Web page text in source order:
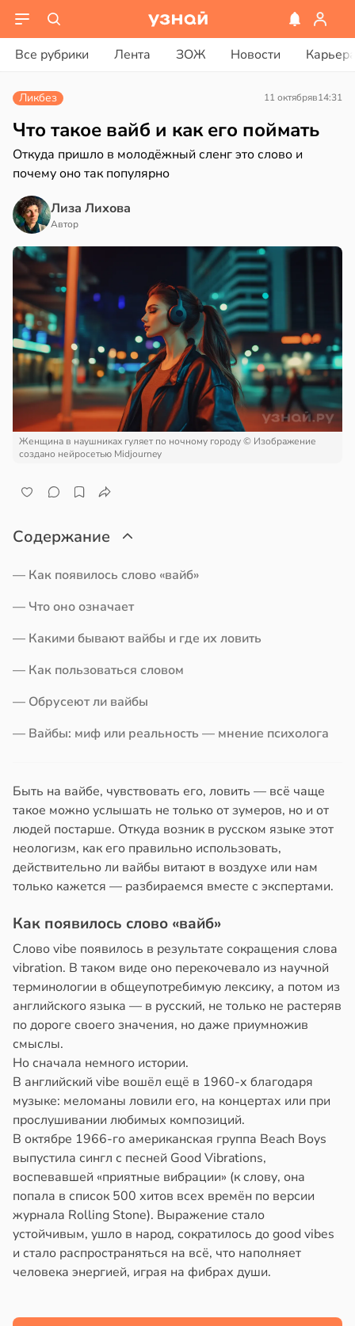
Все рубрики Лента ЗОЖ Новости
в13:55
21:42
в 19:27
Ликбез 11 октябряв14:31
Что такое вайб и как его поймать
Откуда пришло в молодёжный сленг это слово и
почему оно так популярно
Лиза Лихова
Автор
Женщина в наушниках гуляет по ночному городу© Изображение
создано нейросетью Midjourney
Содержание
— Как появилось слово «вайб»
— Что оно означает
— Какими бывают вайбы и где их ловить
— Как пользоваться словом
— Обрусеют ли вайбы
— Вайбы: миф или реальность — мнение психолога
Быть на вайбе, чувствовать его, ловить — всё чаще
такое можно услышать не только от зумеров, но и от
людей постарше. Откуда возник в русском языке этот
неологизм, как его правильно использовать,
действительно ли вайбы витают в воздухе или нам
только кажется — разбираемся вместе с экспертами.
Как появилось слово «вайб»
Слово vibe появилось в результате сокращения слова
vibration. В таком виде оно перекочевало из научной
терминологии в общеупотребимую лексику, а потом из
английского языка — в русский, не только не растеряв
по дороге своего значения, но даже приумножив
смыслы.
Но сначала немного истории.
В английский vibe вошёл ещё в 1960-х благодаря
музыке: меломаны ловили его, на концертах или при
прослушивании любимых композиций.
В октябре 1966-го американская группа Beach Boys
выпустила сингл с песней Good Vibrations,
воспевавшей «приятные вибрации» (к слову, она
попала в список 500 хитов всех времён по версии
журнала Rolling Stone). Выражение стало
устойчивым, ушло в народ, сократилось до good vibes
и стало распространяться на всё, что наполняет
человека энергией, играя на фибрах души.
17:40